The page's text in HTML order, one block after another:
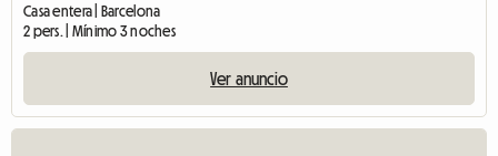
Casa entera | Barcelona
2 pers. | Mínimo 3 noches
Ver anuncio